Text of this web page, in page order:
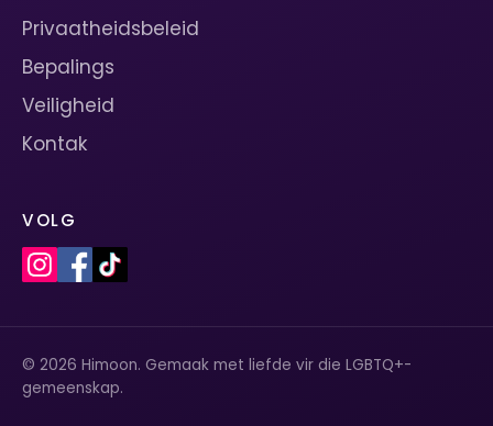
Privaatheidsbeleid
Bepalings
Veiligheid
Kontak
VOLG
© 2026 Himoon. Gemaak met liefde vir die LGBTQ+-
gemeenskap.